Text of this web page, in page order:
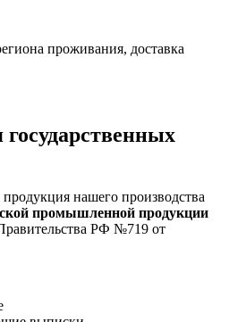
проживания, доставка
продукция нашего производства
промышленной продукции
РФ №719 от